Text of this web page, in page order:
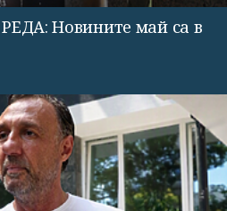
Новините май са в